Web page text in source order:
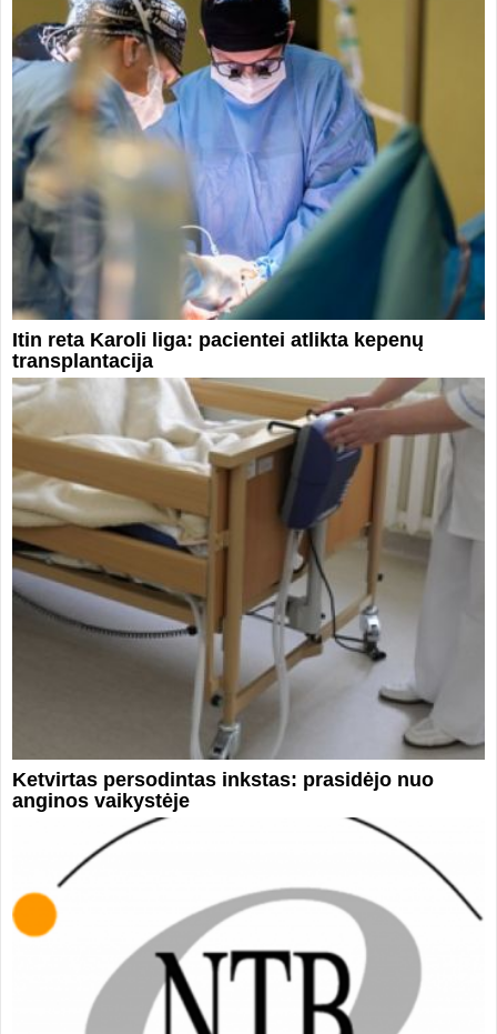
Itin reta Karoli liga: pacientei atlikta kepenų
transplantacija
Ketvirtas persodintas inkstas: prasidėjo nuo
anginos vaikystėje